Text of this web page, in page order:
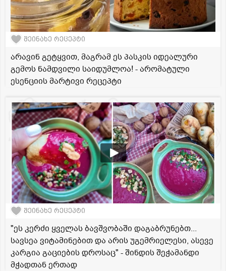
შეინახე რეცეპტი
არავინ გეტყვით, მაგრამ ეს პასკის იდეალური
გემოს ნამდვილი საიდუმლოა! - არომატული
ესენციის მარტივი რეცეპტი
შეინახე რეცეპტი
"ეს კერძი ყველას ბავშვობაში დაგაბრუნებთ...
სავსეა ვიტამინებით და არის უგემრიელესი, ასევე
კარგია გაციების დროსაც" - შინდის შეჭამანდი
მჭადთან ერთად